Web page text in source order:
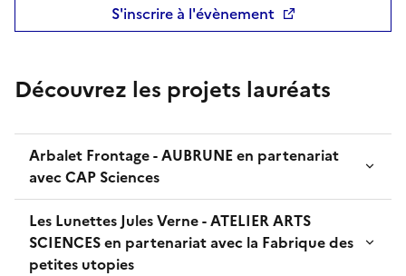
S'inscrire à l'évènement
Découvrez les projets lauréats
Arbalet Frontage - AUBRUNE en partenariat
avec CAP Sciences
Les Lunettes Jules Verne - ATELIER ARTS
SCIENCES en partenariat avec la Fabrique des
petites utopies